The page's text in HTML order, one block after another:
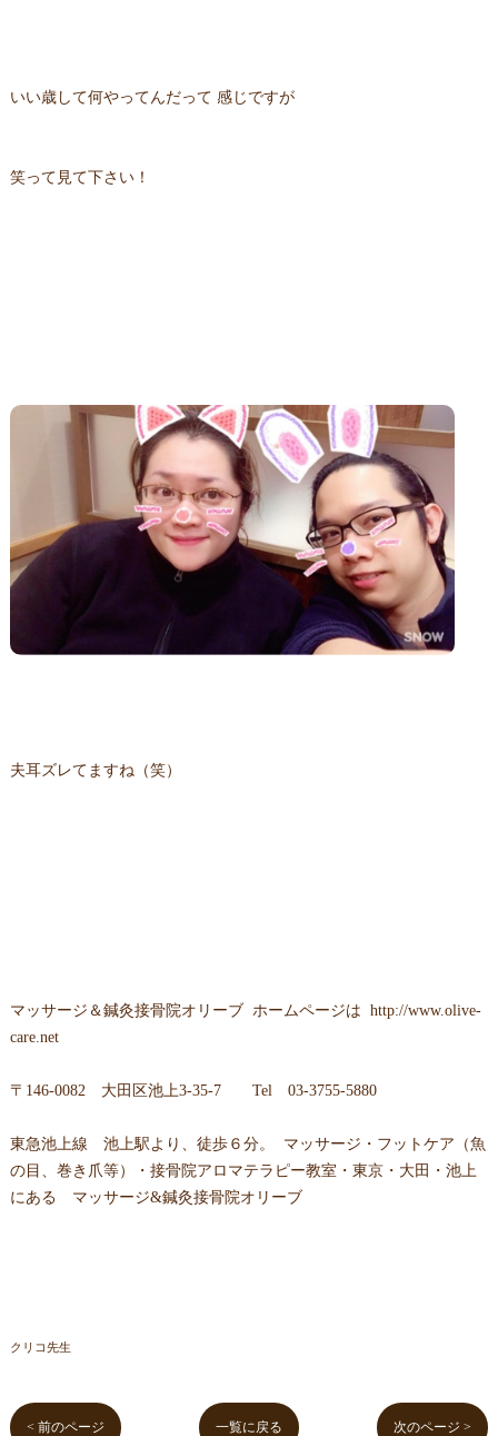
いい歳して何やってんだって 感じですが
笑って見て下さい！
夫耳ズレてますね（笑）
マッサージ＆鍼灸接骨院オリーブ ホームページは http://www.olive-
care.net
〒146-0082 大田区池上3-35-7 Tel 03-3755-5880
東急池上線 池上駅より、徒歩６分。 マッサージ・フットケア（魚
の目、巻き爪等）・接骨院アロマテラピー教室・東京・大田・池上
にある マッサージ&鍼灸接骨院オリーブ
クリコ先生
< 前のページ 一覧に戻る 次のページ >